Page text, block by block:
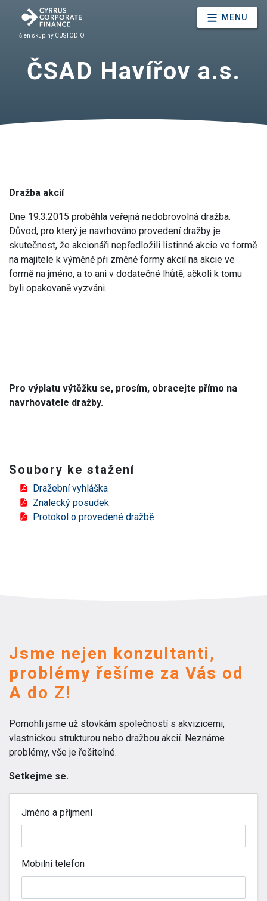
člen skupiny CUSTODIO
MENU
ČSAD Havířov a.s.
Dražba akcií
Dne 19.3.2015 proběhla veřejná nedobrovolná dražba.
Důvod, pro který je navrhováno provedení dražby je
skutečnost, že akcionáři nepředložili listinné akcie ve formě
na majitele k výměně při změně formy akcií na akcie ve
formě na jméno, a to ani v dodatečné lhůtě, ačkoli k tomu
byli opakovaně vyzváni.
Pro výplatu výtěžku se, prosím, obracejte přímo na
navrhovatele dražby.
Soubory ke stažení
Dražební vyhláška
Znalecký posudek
Protokol o provedené dražbě
Jsme nejen konzultanti,
problémy řešíme za Vás od
A do Z!
Pomohli jsme už stovkám společností s akvizicemi,
vlastnickou strukturou nebo dražbou akcií. Neznáme
problémy, vše je řešitelné.
Setkejme se.
Jméno a příjmení
Mobilní telefon